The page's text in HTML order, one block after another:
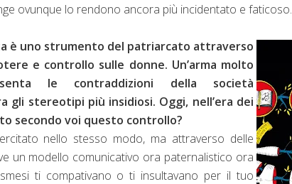
ovunque lo rendono ancora più incidentato e faticoso.
è uno strumento del patriarcato attraverso
e controllo sulle donne. Un’arma molto
le contraddizioni della società
gli stereotipi più insidiosi. Oggi, nell’era dei
secondo voi questo controllo?
nello stesso modo, ma attraverso delle
un modello comunicativo ora paternalistico ora
ti compativano o ti insultavano per il tuo